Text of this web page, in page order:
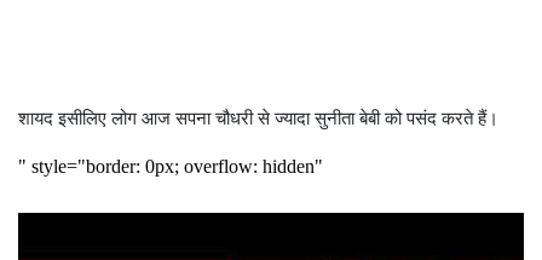
शायद इसीलिए लोग आज सपना चौधरी से ज्यादा सुनीता बेबी को पसंद करते हैं।